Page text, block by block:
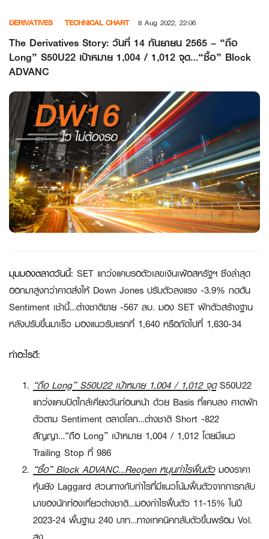
content
DERIVATIVES TECHNICAL CHART 8 Aug 2022, 22:06
The Derivatives Story: วันที่ 14 กันยายน 2565 – “ถือ
Long” S50U22 เป้าหมาย 1,004 / 1,012 จุด…“ซื้อ” Block
ADVANC
มุมมองตลาดวันนี้: SET แกว่งแคบรอตัวเลขเงินเฟ้อสหรัฐฯ ซึงล่าสุด
ออกมาสูงกว่าคาดส่งให้ Down Jones ปรับตัวลงแรง -3.9% กดดัน
Sentiment เช้านี้…ต่างชาติขาย -567 ลบ. มอง SET พักตัวสร้างฐาน
หลังปรับขึ้นมาเร็ว มองแนวรับแรกที่ 1,640 หรือถัดไปที่ 1,630-34
ทำอะไรดี:
“ถือ Long” S50U22 เป้าหมาย 1,004 / 1,012 จุดS50U22
แกว่งแคบปิดใกล้เคียงวันก่อนหน้า ด้วย Basis ที่แคบลง คาดพัก
ตัวตาม Sentiment ตลาดโลก…ต่างชาติ Short -822
สัญญา…“ถือ Long” เป้าหมาย 1,004 / 1,012 โดยมีแนว
Trailing Stop ที่ 986
“ซื้อ”Block ADVANC…Reopen หนุนกำไรฟื้นตัว มองราคา
หุ้นยัง Laggard สวนทางกับกำไรที่มีแนวโน้มฟื้นตัวจากการกลับ
มาของนักท่องเที่ยวต่างชาติ…มองกำไรฟื้นตัว 11-15% ในปี
2023-24 พื้นฐาน 240 บาท…ทางเทคนิคกลับตัวขึ้นพร้อม Vol.